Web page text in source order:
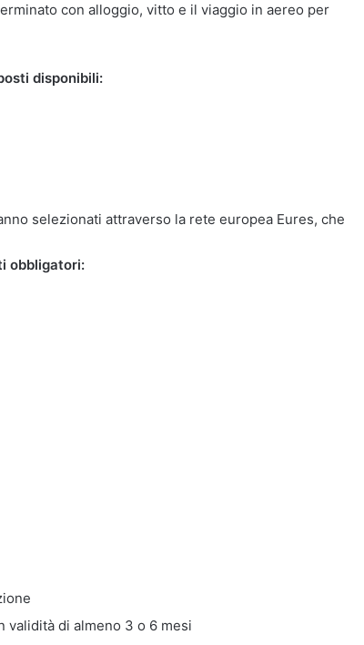
con alloggio, vitto e il viaggio in aereo per
disponibili:
selezionati attraverso la rete europea Eures, che
obbligatori:
validità di almeno 3 o 6 mesi